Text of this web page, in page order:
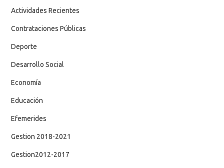
Actividades Recientes
Contrataciones Públicas
Deporte
Desarrollo Social
Economía
Educación
Efemerides
Gestion 2018-2021
Gestion2012-2017